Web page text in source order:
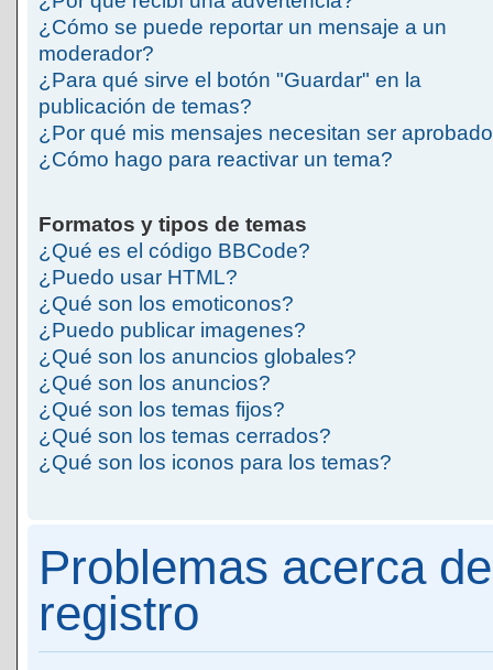
¿Cómo se puede reportar un mensaje a un
moderador?
¿Para qué sirve el botón "Guardar" en la
publicación de temas?
¿Por qué mis mensajes necesitan ser
¿Cómo hago para reactivar un tema?
Formatos y tipos de temas
¿Qué es el código BBCode?
¿Puedo usar HTML?
¿Qué son los emoticonos?
¿Puedo publicar imagenes?
¿Qué son los anuncios globales?
¿Qué son los anuncios?
¿Qué son los temas fijos?
¿Qué son los temas cerrados?
¿Qué son los iconos para los temas?
Problemas acerca
registro